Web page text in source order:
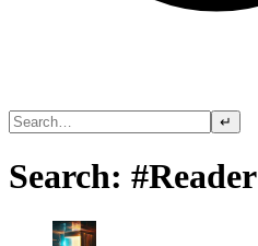
↵
Search: #Reader